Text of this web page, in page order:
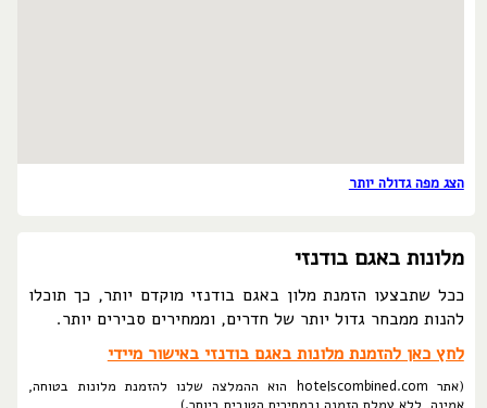
הצג מפה גדולה יותר
מלונות באגם בודנזי
ככל שתבצעו הזמנת מלון באגם בודנזי מוקדם יותר, כך תוכלו
להנות ממבחר גדול יותר של חדרים, וממחירים סבירים יותר.
לחץ כאן להזמנת מלונות באגם בודנזי באישור מיידי
(אתר hotelscombined.com הוא ההמלצה שלנו להזמנת מלונות בטוחה,